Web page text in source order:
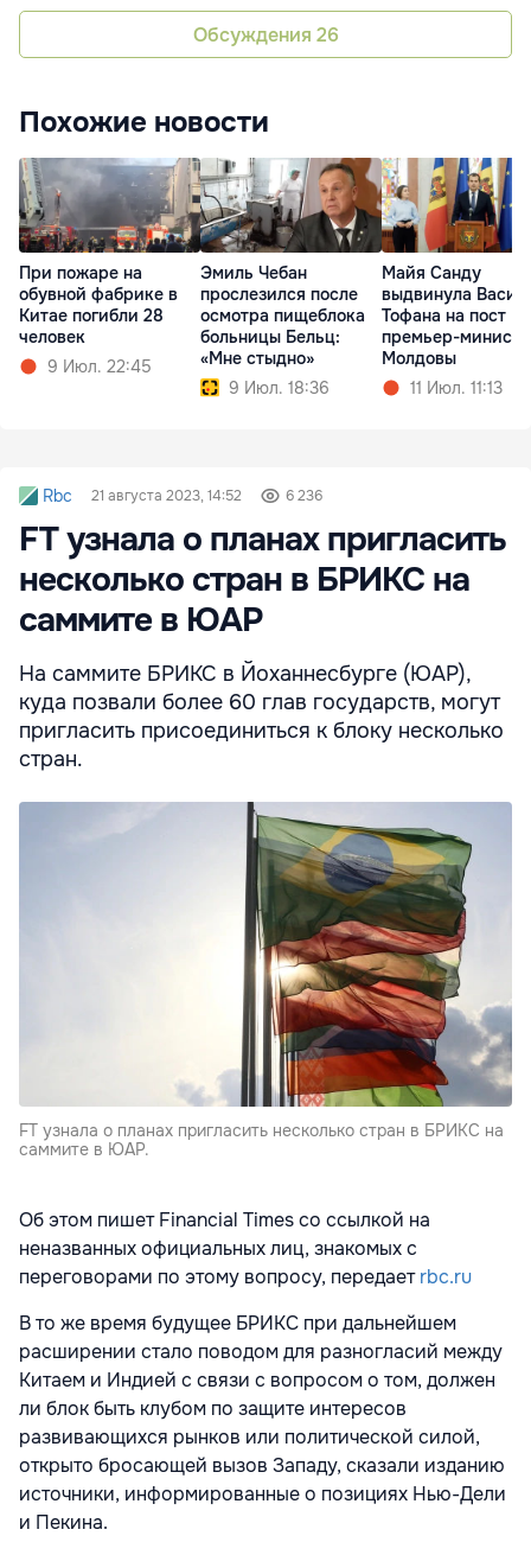
Обсуждения 26
Похожие новости
При пожаре на
обувной фабрике в
Китае погибли 28
человек
9 Июл. 22:45
Эмиль Чебан
прослезился после
осмотра пищеблока
больницы Бельц:
«Мне стыдно»
9 Июл. 18:36
Майя Санду
выдвинула
Тофана на пост
премьер-
Молдовы
11 Июл. 11:13
Rbc 21 августа 2023, 14:52 6 236
FT узнала о планах пригласить
несколько стран в БРИКС на
саммите в ЮАР
На саммите БРИКС в Йоханнесбурге (ЮАР),
куда позвали более 60 глав государств, могут
пригласить присоединиться к блоку несколько
стран.
FT узнала о планах пригласить несколько стран в БРИКС на
саммите в ЮАР.
Об этом пишет Financial Times со ссылкой на
неназванных официальных лиц, знакомых с
переговорами по этому вопросу, передаетrbc.ru
В то же время будущее БРИКС при дальнейшем
расширении стало поводом для разногласий между
Китаем и Индией с связи с вопросом о том, должен
ли блок быть клубом по защите интересов
развивающихся рынков или политической силой,
открыто бросающей вызов Западу, сказали изданию
источники, информированные о позициях Нью-Дели
и Пекина.